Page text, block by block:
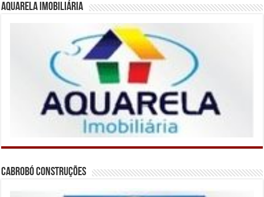
Aquarela Imobiliária
Cabrobó Construções